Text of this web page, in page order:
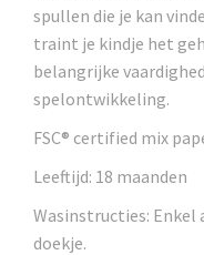
spullen die je kan
traint je kindje het
belangrijke
spelontwikkeling.
FSC® certified mix
Leeftijd: 18 maanden
Wasinstructies:
doekje.